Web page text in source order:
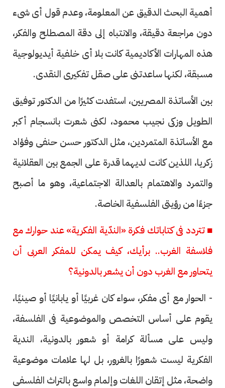
أهمية البحث الدقيق عن المعلومة، وعدم قول أى شىء
دون مراجعة دقيقة، والانتباه إلى دقة المصطلح والفكر،
هذه المهارات الأكاديمية كانت بلا أى خلفية أيديولوجية
مسبقة، لكنها ساعدتنى على صقل تفكيرى النقدى.
بين الأساتذة المصريين، استفدت كثيرًا من الدكتور توفيق
الطويل وزكى نجيب محمود، لكنى شعرت بانسجام أكبر
مع الأساتذة المتمردين، مثل الدكتور حسن حنفى وفؤاد
زكريا، اللذين كانت لديهما قدرة على الجمع بين العقلانية
والتمرد والاهتمام بالعدالة الاجتماعية، وهو ما أصبح
جزءًا من رؤيتى الفلسفية الخاصة.
■ تتردد فى كتاباتك فكرة «الندّية الفكرية» عند حوارك مع
فلاسفة الغرب.. برأيك، كيف يمكن للمفكر العربى أن
يتحاور مع الغرب دون أن يشعر بالدونية؟
- الحوار مع أى مفكر، سواء كان غربيًا أو يابانيًا أو صينيًا،
يقوم على أساس التخصص والموضوعية فى الفلسفة،
وليس على مسألة كرامة أو شعور بالدونية، الندية
الفكرية ليست شعورًا بالغرور، بل لها علامات موضوعية
واضحة، مثل إتقان اللغات وإلمام واسع بالتراث الفلسفى